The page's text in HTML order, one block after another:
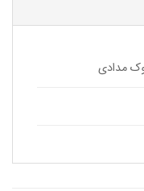
مدادی